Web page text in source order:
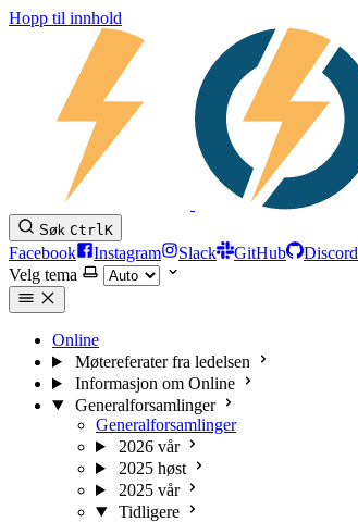
Hopp til innhold
Søk CtrlK
Facebook Instagram Slack GitHub
Discord
Velg tema
Online
Møtereferater fra ledelsen
Informasjon om Online
Generalforsamlinger
Generalforsamlinger
2026 vår
2025 høst
2025 vår
Tidligere